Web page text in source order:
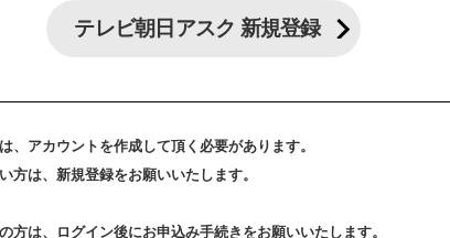
テレビ朝日アスク 新規登録
、アカウントを作成して頂く必要があります。
方は、新規登録をお願いいたします。
方は、ログイン後にお申込み手続きをお願いいたします。